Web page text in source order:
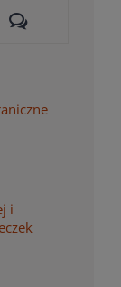
Comments
i